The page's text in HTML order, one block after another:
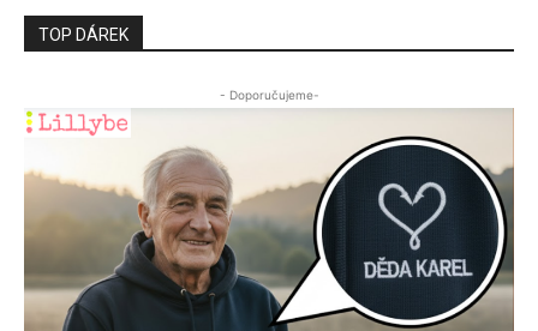
TOP DÁREK
- Doporučujeme-